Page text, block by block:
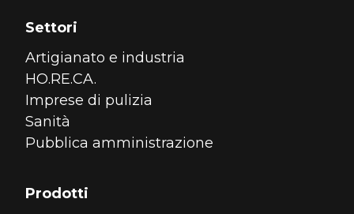
Settori
Artigianato e industria
HO.RE.CA.
Imprese di pulizia
Sanità
Pubblica amministrazione
Prodotti